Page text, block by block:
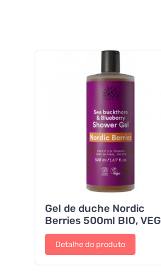
Gel de duche Nordic
Berries 500ml BIO, VEG
Detalhe do produto